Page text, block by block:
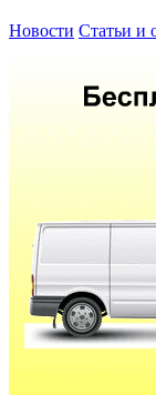
Новости Статьи и